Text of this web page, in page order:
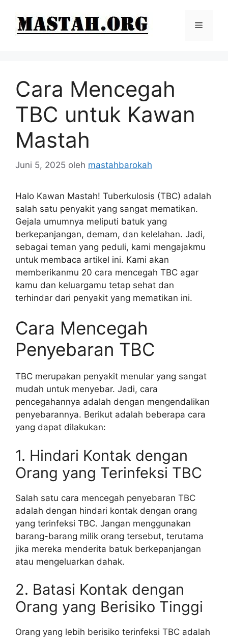
Menu
Cara Mencegah
TBC untuk Kawan
Mastah
Juni 5, 2025 oleh mastahbarokah
Halo Kawan Mastah! Tuberkulosis (TBC) adalah
salah satu penyakit yang sangat mematikan.
Gejala umumnya meliputi batuk yang
berkepanjangan, demam, dan kelelahan. Jadi,
sebagai teman yang peduli, kami mengajakmu
untuk membaca artikel ini. Kami akan
memberikanmu 20 cara mencegah TBC agar
kamu dan keluargamu tetap sehat dan
terhindar dari penyakit yang mematikan ini.
Cara Mencegah
Penyebaran TBC
TBC merupakan penyakit menular yang sangat
mudah untuk menyebar. Jadi, cara
pencegahannya adalah dengan mengendalikan
penyebarannya. Berikut adalah beberapa cara
yang dapat dilakukan:
1. Hindari Kontak dengan
Orang yang Terinfeksi TBC
Salah satu cara mencegah penyebaran TBC
adalah dengan hindari kontak dengan orang
yang terinfeksi TBC. Jangan menggunakan
barang-barang milik orang tersebut, terutama
jika mereka menderita batuk berkepanjangan
atau mengeluarkan dahak.
2. Batasi Kontak dengan
Orang yang Berisiko Tinggi
Orang yang lebih berisiko terinfeksi TBC adalah